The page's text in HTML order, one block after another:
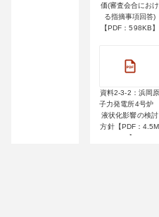
価(審査会合におけ
る指摘事項回答)
【PDF：598KB】
資料2-3-2：浜岡原
子力発電所4号炉
液状化影響の検討
方針【PDF：4.5M
B】